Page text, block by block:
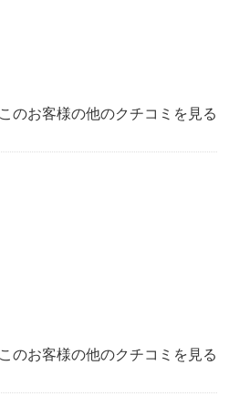
このお客様の他のクチコミを見る
このお客様の他のクチコミを見る